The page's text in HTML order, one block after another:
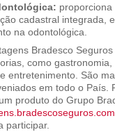
cadastral integrada,
na odontológica.
Bradesco
como
entretenimento. São
em todo o País.
produto do Grupo
participar.